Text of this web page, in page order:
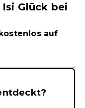
Glück bei
auf